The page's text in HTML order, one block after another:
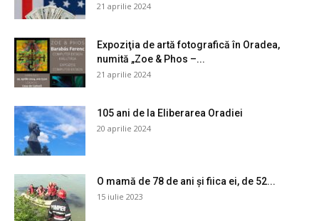
21 aprilie 2024
Expoziţia de artă fotografică în Oradea,
numită „Zoe & Phos –...
21 aprilie 2024
105 ani de la Eliberarea Oradiei
20 aprilie 2024
O mamă de 78 de ani și fiica ei, de 52...
15 iulie 2023